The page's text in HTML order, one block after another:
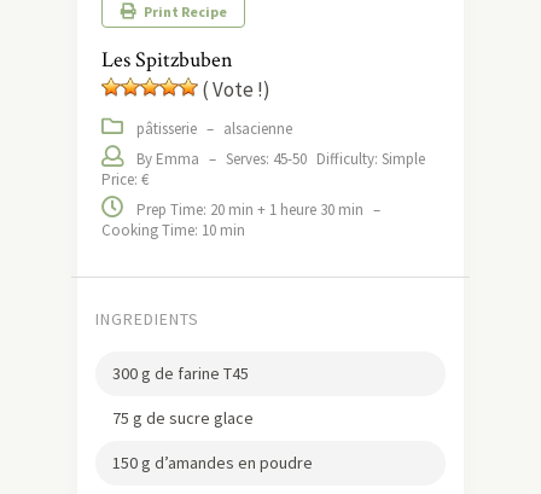
Print Recipe
Les Spitzbuben
( Vote !)
pâtisserie – alsacienne
By Emma – Serves: 45-50 Difficulty: Simple
Price: €
Prep Time: 20 min + 1 heure 30 min –
Cooking Time: 10 min
INGREDIENTS
300 g de farine T45
75 g de sucre glace
150 g d’amandes en poudre